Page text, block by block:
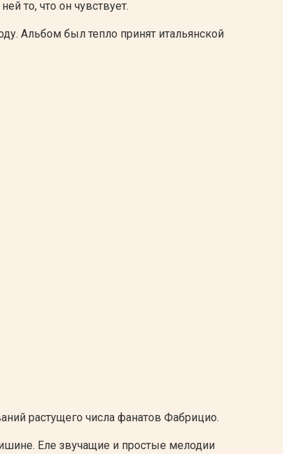
то, что он чувствует.
Альбом был тепло принят итальянской
растущего числа фанатов Фабрицио.
Еле звучащие и простые мелодии